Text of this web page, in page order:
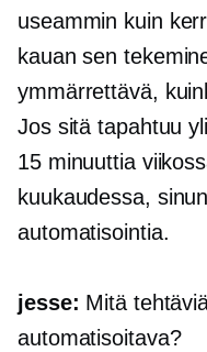
useammin kuin
kauan sen
ymmärrettävä,
Jos sitä tapahtuu
15 minuuttia
kuukaudessa,
automatisointia.
jesse: Mitä
automatisoitava?